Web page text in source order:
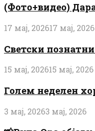
(Фото+видео)
17 мај, 202617 мај, 2026
Светски
15 мај, 202615 мај, 2026
Голем неделен
3 мај, 20263 мај, 2026